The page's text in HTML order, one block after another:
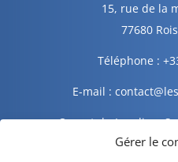
Gérer le
15, rue de la
77680
Téléphone :
E-mail :
Ouvert du Lundi au